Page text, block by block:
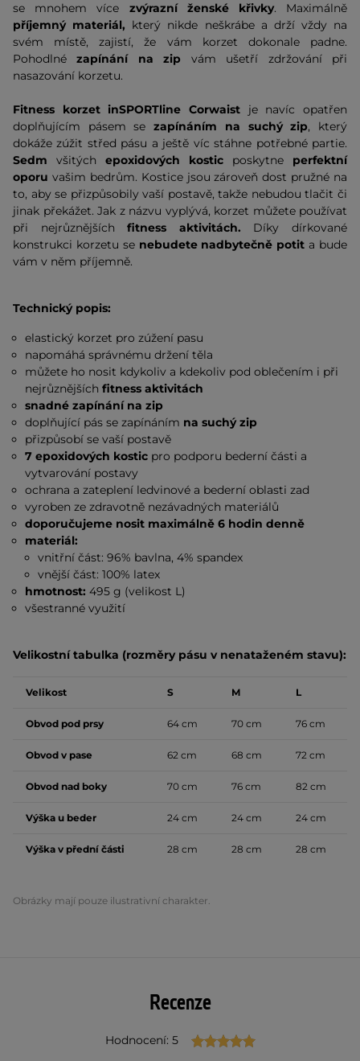
se mnohem více zvýrazní ženské křivky. Maximálně
příjemný materiál, který nikde neškrábe a drží vždy na
svém místě, zajistí, že vám korzet dokonale padne.
Pohodlnézapínání na zip vám ušetří zdržování při
nasazování korzetu.
Fitness korzet inSPORTline Corwaist je navíc opatřen
doplňujícím pásem sezapínáním na suchý zip, který
dokáže zúžit střed pásu a ještě víc stáhne potřebné partie.
Sedm všitých epoxidových kostic poskytne perfektní
oporu vašim bedrům. Kostice jsou zároveň dost pružné na
to, aby se přizpůsobily vaší postavě, takže nebudou tlačit či
jinak překážet. Jak z názvu vyplývá, korzet můžete používat
při nejrůznějšíchfitness aktivitách. Díky dírkované
konstrukci korzetu senebudete nadbytečně potit a bude
vám v něm příjemně.
Technický popis:
elastický korzet pro zúžení pasu
napomáhá správnému držení těla
můžete ho nosit kdykoliv a kdekoliv pod oblečením i při
nejrůznějšíchfitness aktivitách
snadné zapínání na zip
doplňující pás se zapínáním na suchý zip
přizpůsobí se vaší postavě
7 epoxidových kostic pro podporu bederní části a
vytvarování postavy
ochrana a zateplení ledvinové a bederní oblasti zad
vyroben ze zdravotně nezávadných materiálů
doporučujeme nosit maximálně 6 hodin denně
materiál:
vnitřní část: 96% bavlna, 4% spandex
vnější část: 100% latex
hmotnost:495 g (velikost L)
všestranné využití
Velikostní tabulka (rozměry pásu v nenataženém stavu):
Velikost S M L
Obvod pod prsy 64 cm 70 cm 76 cm
Obvod v pase 62 cm 68 cm 72 cm
Obvod nad boky 70 cm 76 cm 82 cm
Výška u beder 24 cm 24 cm 24 cm
Výška v přední části 28 cm 28 cm 28 cm
Obrázky mají pouze ilustrativní charakter.
Recenze
Hodnocení: 5